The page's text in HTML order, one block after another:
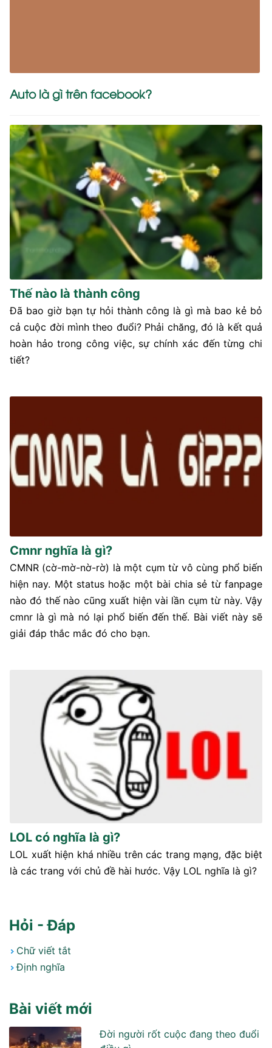
Auto là gì trên facebook?
Thế nào là thành công
Đã bao giờ bạn tự hỏi thành công là gì mà bao kẻ bỏ
cả cuộc đời mình theo đuổi? Phải chăng, đó là kết quả
hoàn hảo trong công việc, sự chính xác đến từng chi
tiết?
Cmnr nghĩa là gì?
CMNR (cờ-mờ-nờ-rờ) là một cụm từ vô cùng phổ biến
hiện nay. Một status hoặc một bài chia sẻ từ fanpage
nào đó thế nào cũng xuất hiện vài lần cụm từ này. Vậy
cmnr là gì mà nó lại phổ biến đến thế. Bài viết này sẽ
giải đáp thắc mắc đó cho bạn.
LOL có nghĩa là gì?
LOL xuất hiện khá nhiều trên các trang mạng, đặc biệt
là các trang với chủ đề hài hước. Vậy LOL nghĩa là gì?
Hỏi - Đáp
Chữ viết tắt
Định nghĩa
Bài viết mới
Đời người rốt cuộc đang theo đuổi